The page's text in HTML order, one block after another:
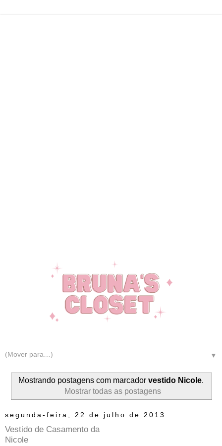
▼
Mostrando postagens com marcador vestido Nicole.
Mostrar todas as postagens
segunda-feira, 22 de julho de 2013
Vestido de Casamento da
Nicole